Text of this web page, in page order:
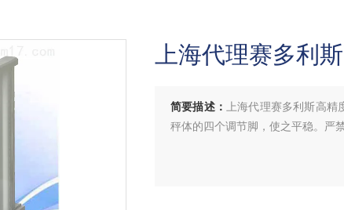
上海代理赛多利
简要描述：
上海代理赛多利斯高
秤体的四个调节脚，使之平稳。严